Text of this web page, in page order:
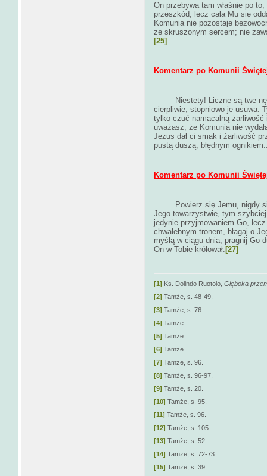
On przebywa tam właśnie po
przeszkód, lecz cała Mu się
Komunia nie pozostaje
ze skruszonym sercem; nie
[25]
Komentarz po Komunii
Niestety! Liczne są twe
cierpliwie, stopniowo je usuwa.
tylko czuć namacalną
uważasz, że Komunia nie
Jezus dał ci smak i żarliwość
pustą duszą, błędnym
Komentarz po Komunii
Powierz się Jemu, nigdy
Jego towarzystwie, tym
jedynie przyjmowaniem Go,
chwalebnym tronem, błagaj o
myślą w ciągu dnia, pragnij Go
On w Tobie królował. [27]
[1] Ks. Dolindo Ruotolo, Głęboka
[2] Tamże, s. 48-49.
[3] Tamże, s. 76.
[4] Tamże.
[5] Tamże.
[6] Tamże.
[7] Tamże, s. 96.
[8] Tamże, s. 96-97.
[9] Tamże, s. 20.
[10] Tamże, s. 95.
[11] Tamże, s. 96.
[12] Tamże, s. 105.
[13] Tamże, s. 52.
[14] Tamże, s. 72-73.
[15] Tamże, s. 39.